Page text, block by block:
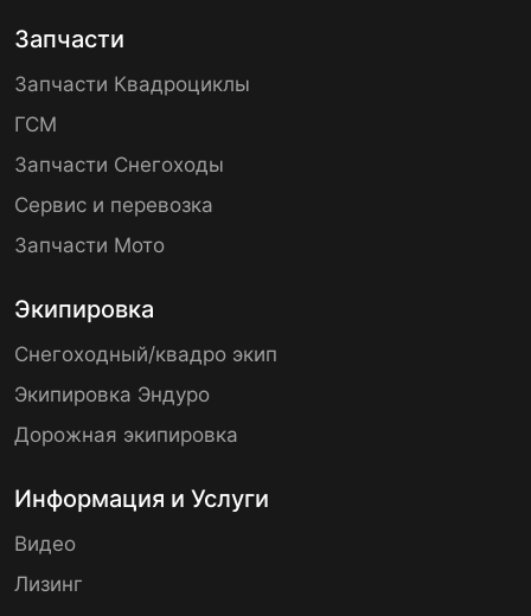
Запчасти
Запчасти Квадроциклы
ГСМ
Запчасти Снегоходы
Сервис и перевозка
Запчасти Мото
Экипировка
Снегоходный/квадро экип
Экипировка Эндуро
Дорожная экипировка
Информация и Услуги
Видео
Лизинг